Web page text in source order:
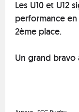
Les U10 et U12
performance
2ème place.
Un grand bravo